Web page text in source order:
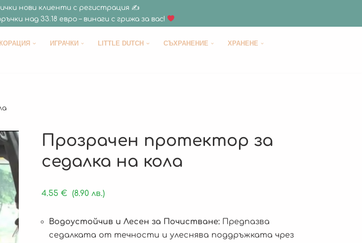
нови клиенти с регистрация ✍
над 33.18 евро – винаги с грижа за вас!
ИГРАЧКИ LITTLE DUTCH СЪХРАНЕНИЕ
ХРАНЕНЕ
Прозрачен протектор за
седалка на кола
4.55 € (8.90 лв.)
Водоустойчив и Лесен за Почистване:Предпазва
седалката от течности и улеснява поддръжката чрез